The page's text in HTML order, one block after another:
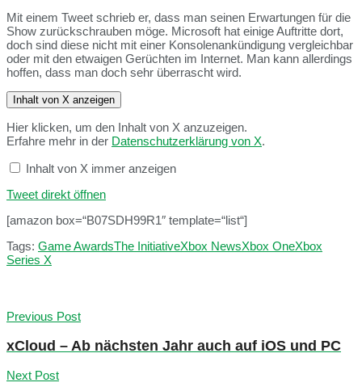
Mit einem Tweet schrieb er, dass man seinen Erwartungen für die
Show zurückschrauben möge. Microsoft hat einige Auftritte dort,
doch sind diese nicht mit einer Konsolenankündigung vergleichbar
oder mit den etwaigen Gerüchten im Internet. Man kann allerdings
hoffen, dass man doch sehr überrascht wird.
Inhalt von X anzeigen
Hier klicken, um den Inhalt von X anzuzeigen.
Erfahre mehr in der Datenschutzerklärung von X.
Inhalt von X immer anzeigen
Tweet direkt öffnen
[amazon box=“B07SDH99R1″ template=“list“]
Tags: Game AwardsThe InitiativeXbox NewsXbox OneXbox
Series X
Previous Post
xCloud – Ab nächsten Jahr auch auf iOS und PC
Next Post